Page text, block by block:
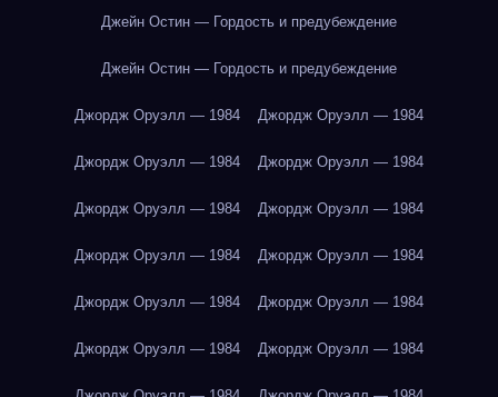
Джейн Остин — Гордость и предубеждение
Джейн Остин — Гордость и предубеждение
Джордж Оруэлл — 1984 Джордж Оруэлл — 1984
Джордж Оруэлл — 1984 Джордж Оруэлл — 1984
Джордж Оруэлл — 1984 Джордж Оруэлл — 1984
Джордж Оруэлл — 1984 Джордж Оруэлл — 1984
Джордж Оруэлл — 1984 Джордж Оруэлл — 1984
Джордж Оруэлл — 1984 Джордж Оруэлл — 1984